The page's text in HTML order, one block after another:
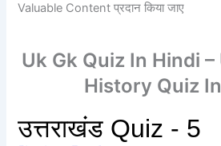
Valuable Content प्रदान किया जाए
Uk Gk Quiz In Hindi
History Quiz